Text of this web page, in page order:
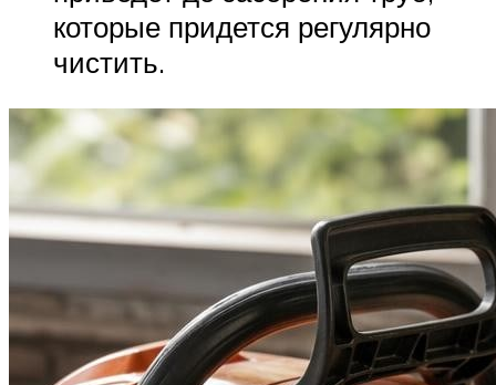
которые придется регулярно
чистить.